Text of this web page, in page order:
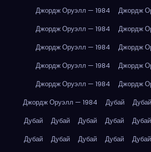
Джордж Оруэлл — 1984
Джордж
Джордж Оруэлл — 1984
Джордж
Джордж Оруэлл — 1984
Джордж
Джордж Оруэлл — 1984
Джордж
Джордж Оруэлл — 1984
Джордж
Джордж Оруэлл — 1984
Дубай Дубай
Дубай
Дубай Дубай Дубай Дубай
Дубай
Дубай Дубай Дубай Дубай